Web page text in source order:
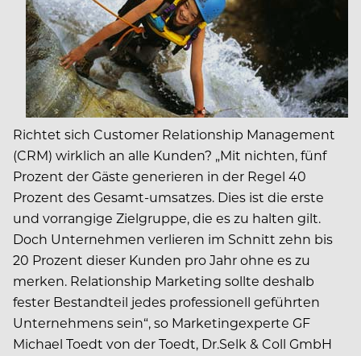
Richtet sich Customer Relationship Management
(CRM) wirklich an alle Kunden? „Mit nichten, fünf
Prozent der Gäste generieren in der Regel 40
Prozent des Gesamt-umsatzes. Dies ist die erste
und vorrangige Zielgruppe, die es zu halten gilt.
Doch Unternehmen verlieren im Schnitt zehn bis
20 Prozent dieser Kunden pro Jahr ohne es zu
merken. Relationship Marketing sollte deshalb
fester Bestandteil jedes professionell geführten
Unternehmens sein“, so Marketingexperte GF
Michael Toedt von der Toedt, Dr.Selk & Coll GmbH